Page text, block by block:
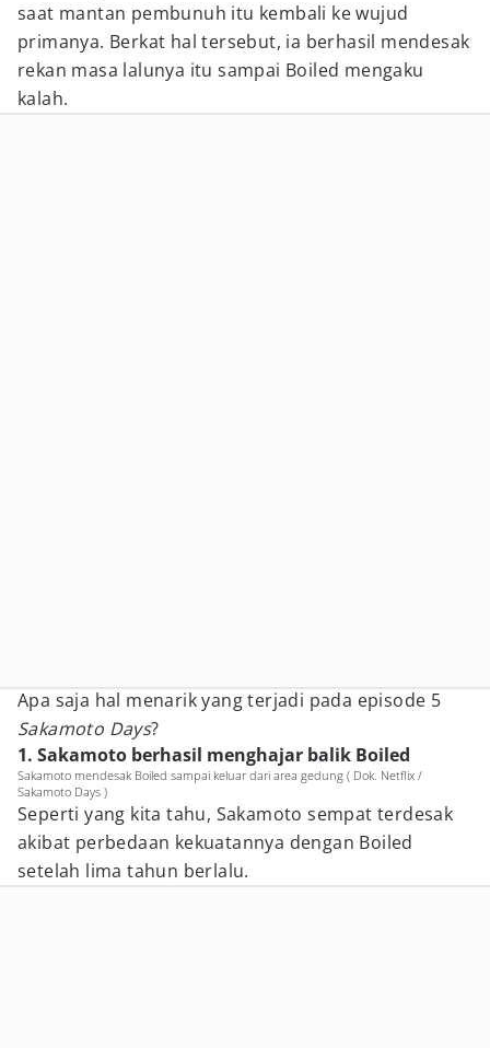
saat mantan pembunuh itu kembali ke wujud
primanya. Berkat hal tersebut, ia berhasil mendesak
rekan masa lalunya itu sampai Boiled mengaku
kalah.
Apa saja hal menarik yang terjadi pada episode 5
Sakamoto Days?
1. Sakamoto berhasil menghajar balik Boiled
Sakamoto mendesak Boiled sampai keluar dari area gedung ( Dok. Netflix /
Sakamoto Days )
Seperti yang kita tahu, Sakamoto sempat terdesak
akibat perbedaan kekuatannya dengan Boiled
setelah lima tahun berlalu.